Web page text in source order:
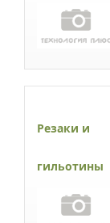
Резаки и
гильотины